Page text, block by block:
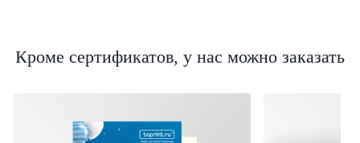
Кроме сертификатов, у нас можно заказать